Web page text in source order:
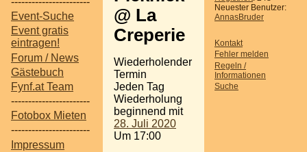
Event-Suche
Event gratis
eintragen!
Forum / News
Gästebuch
Fynf.at Team
-----------------------
Fotobox Mieten
-----------------------
Impressum
Neuester Benutzer:
AnnasBruder
Kontakt
Fehler melden
Regeln /
Informationen
Suche
@ La
Creperie
Wiederholender
Termin
Jeden Tag
Wiederholung
beginnend mit
28. Juli 2020
Um 17:00